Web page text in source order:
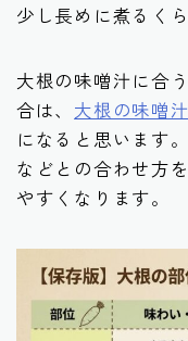
少し長めに煮るく
大根の味噌汁に合
合は、 大根の味噌
になると思います
などとの合わせ方
やすくなります。